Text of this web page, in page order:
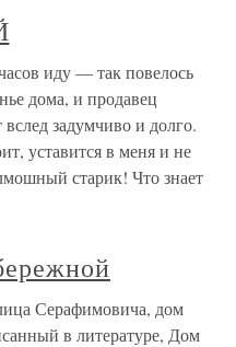
иду — так повелось
дома, и продавец
задумчиво и долго.
уставится в меня и не
старик! Что знает
Серафимовича, дом
в литературе, Дом